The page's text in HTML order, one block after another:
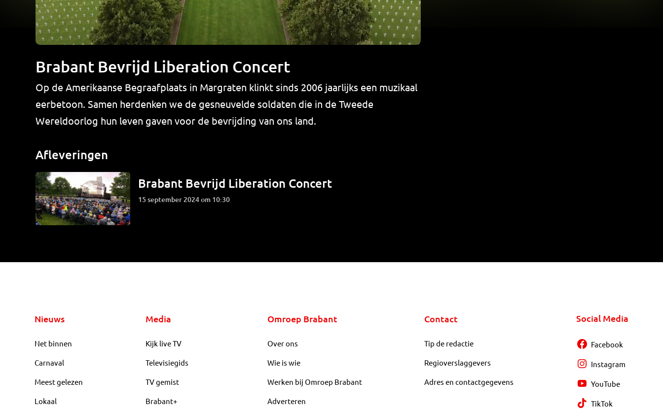
Brabant Bevrijd Liberation Concert
Op de Amerikaanse Begraafplaats in Margraten klinkt sinds 2006 jaarlijks een muzikaal
eerbetoon. Samen herdenken we de gesneuvelde soldaten die in de Tweede
Wereldoorlog hun leven gaven voor de bevrijding van ons land.
Afleveringen
Brabant Bevrijd Liberation Concert
15 september 2024 om 10:30
Nieuws
Net binnen
Carnaval
Meest gelezen
Lokaal
Media
Kijk live TV
Televisiegids
TV gemist
Brabant+
Omroep Brabant
Over ons
Wie is wie
Werken bij Omroep Brabant
Adverteren
Contact
Tip de redactie
Regioverslaggevers
Adres en contactgegevens
Social Media
Facebook
Instagram
YouTube
TikTok